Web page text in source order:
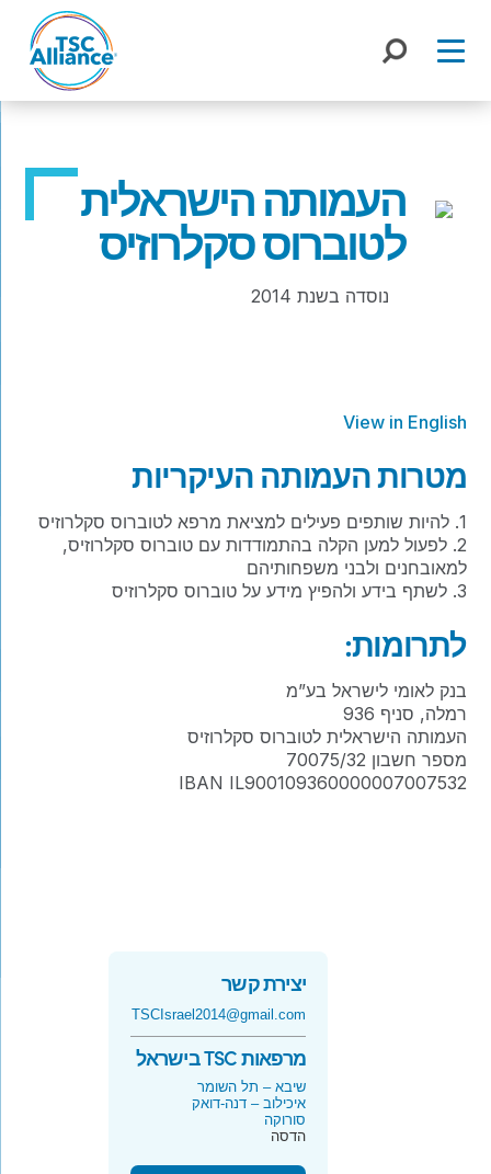
content
העמותה הישראלית
לטוברוס סקלרוזיס
נוסדה בשנת 2014
View in English
מטרות העמותה העיקריות
1. להיות שותפים פעילים למציאת מרפא לטוברוס סקלרוזיס
2. לפעול למען הקלה בהתמודדות עם טוברוס סקלרוזיס,
למאובחנים ולבני משפחותיהם
3. לשתף בידע ולהפיץ מידע על טוברוס סקלרוזיס
לתרומות:
בנק לאומי לישראל בע”מ
רמלה, סניף 936
העמותה הישראלית לטוברוס סקלרוזיס
מספר חשבון 70075/32
IBAN IL900109360000007007532
יצירת קשר
TSCIsrael2014@gmail.com
מרפאות TSC בישראל
שיבא – תל השומר
איכילוב – דנה-דואק
סורוקה
הדסה